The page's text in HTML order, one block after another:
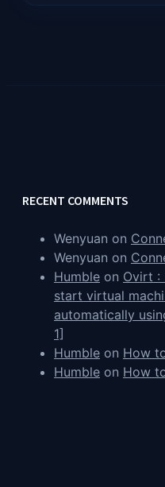
RECENT COMMENTS
Wenyuan on
Wenyuan on
Humble on Ovirt :
start virtual
automatically
1]
Humble on How
Humble on How